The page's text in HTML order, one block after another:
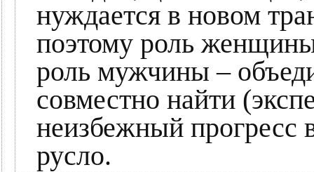
нуждается в новом
поэтому роль женщины
роль мужчины –
совместно найти
неизбежный прогресс
русло.